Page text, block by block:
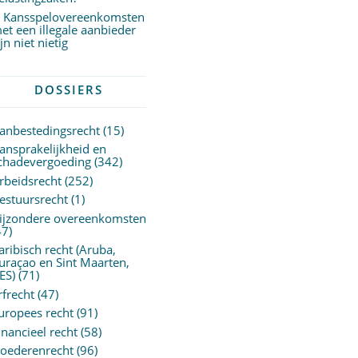
Kansspelovereenkomsten
een illegale aanbieder
niet nietig
DOSSIERS
(15)
en
(342)
(252)
(1)
overeenkomsten
recht (Aruba,
en Sint Maarten,
(71)
(47)
recht(91)
recht(58)
(96)